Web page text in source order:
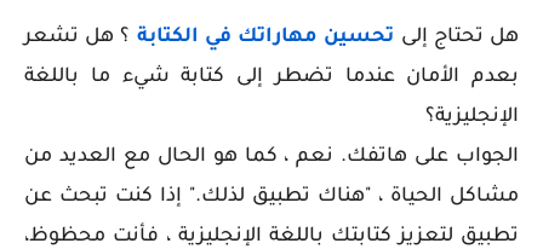
هل تحتاج إلى تحسين مهاراتك في الكتابة ؟ هل تشعر
بعدم الأمان عندما تضطر إلى كتابة شيء ما باللغة
الإنجليزية؟
الجواب على هاتفك. نعم ، كما هو الحال مع العديد من
مشاكل الحياة ، "هناك تطبيق لذلك." إذا كنت تبحث عن
تطبيق لتعزيز كتابتك باللغة الإنجليزية ، فأنت محظوظ،